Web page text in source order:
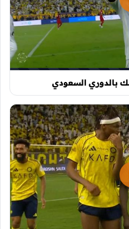
بالدوري السعودي